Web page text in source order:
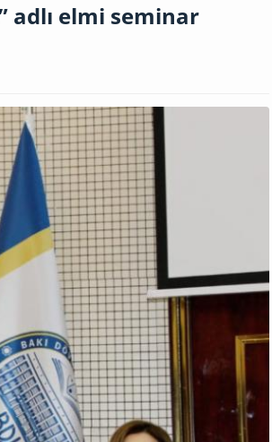
adlı elmi seminar